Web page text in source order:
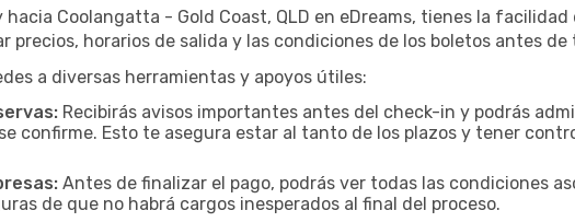
Coolangatta - Gold Coast, QLD en eDreams, tienes la
precios, horarios de salida y las condiciones de los boletos antes
a diversas herramientas y apoyos útiles:
Recibirás avisos importantes antes del check-in y podrás
confirme. Esto te asegura estar al tanto de los plazos y tener
Antes de finalizar el pago, podrás ver todas las condiciones
de que no habrá cargos inesperados al final del proceso.